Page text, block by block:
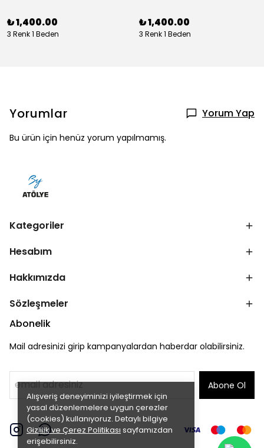
Alışveriş deneyiminizi iyileştirmek için
yasal düzenlemelere uygun çerezler
(cookies) kullanıyoruz. Detaylı bilgiye
Gizlilik ve Çerez Politikası sayfamızdan
erişebilirsiniz.
₺ 1,400.00
3 Renk 1 Beden
₺ 1,400.00
3 Renk 1 Beden
Yorumlar Yorum Yap
Bu ürün için henüz yorum yapılmamış.
Kategoriler
Hesabım
Hakkımızda
Sözleşmeler
Abonelik
Mail adresinizi girip kampanyalardan haberdar olabilirsiniz.
Abone Ol